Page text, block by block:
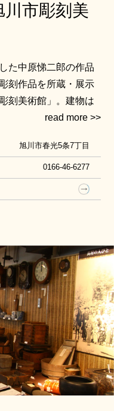
川市彫刻美
た中原悌二郎の作品
刻作品を所蔵・展示
刻美術館」。建物は
り，旧陸軍第七師団
。特徴的な外観だけ
オンなど，細部にま
重要文化財として登
旭川市春光5条7丁目
0166-46-6277